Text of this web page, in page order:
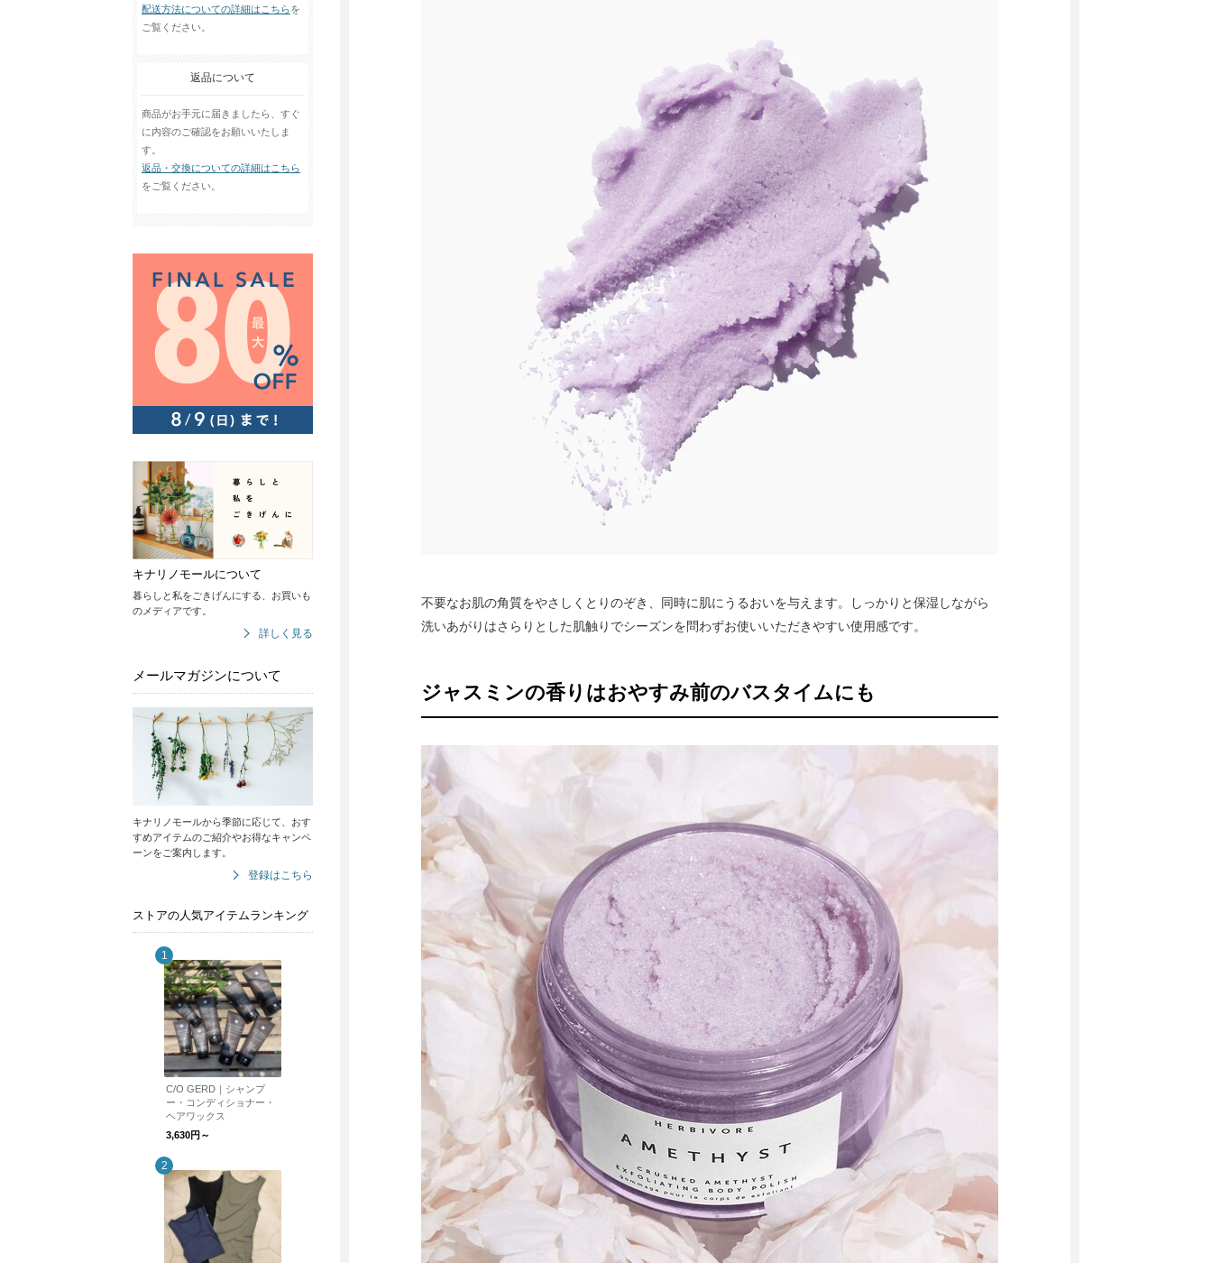
配送方法についての詳細はこちらを
ご覧ください。
返品について
商品がお手元に届きましたら、すぐ
に内容のご確認をお願いいたしま
す。
返品・交換についての詳細はこちら
をご覧ください。
キナリノモールについて
暮らしと私をごきげんにする、お買いも
のメディアです。
詳しく見る
メールマガジンについて
キナリノモールから季節に応じて、おす
すめアイテムのご紹介やお得なキャンペ
ーンをご案内します。
登録はこちら
ストアの人気アイテムランキング
C/O GERD｜シャンプ
ー・コンディショナー・
ヘアワックス
3,630円～
不要なお肌の角質をやさしくとりのぞき、同時に肌にうるおいを与えます。しっかりと保湿しながら
洗いあがりはさらりとした肌触りでシーズンを問わずお使いいただきやすい使用感です。
ジャスミンの香りはおやすみ前のバスタイムにも